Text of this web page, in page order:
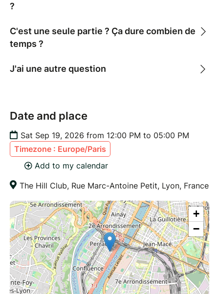
?
C'est une seule partie ? Ça dure combien de
temps ?
J'ai une autre question
Date and place
Sat Sep 19, 2026 from 12:00 PM to 05:00 PM
Timezone : Europe/Paris
Add to my calendar
The Hill Club, Rue Marc-Antoine Petit, Lyon, France
+
−